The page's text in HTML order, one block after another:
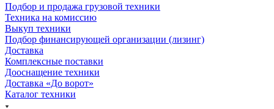
Подбор и продажа грузовой техники
Техника на комиссию
Выкуп техники
Подбор финансирующей организации (лизинг)
Доставка
Комплексные поставки
Дооснащение техники
Доставка «До ворот»
Каталог техники